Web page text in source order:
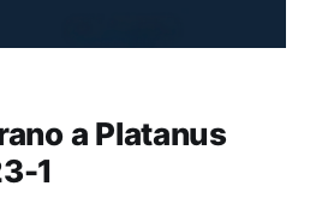
a Platanus
1